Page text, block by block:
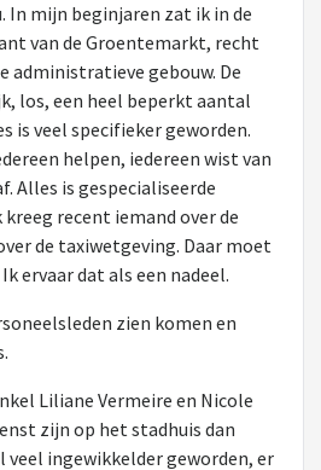
mijn beginjaren zat ik in de
van de Groentemarkt, recht
administratieve gebouw. De
los, een heel beperkt aantal
is veel specifieker geworden.
helpen, iedereen wist van
Alles is gespecialiseerde
recent iemand over de
de taxiwetgeving. Daar moet
ervaar dat als een nadeel.
zien komen en
Liliane Vermeire en Nicole
zijn op het stadhuis dan
veel ingewikkelder geworden, er